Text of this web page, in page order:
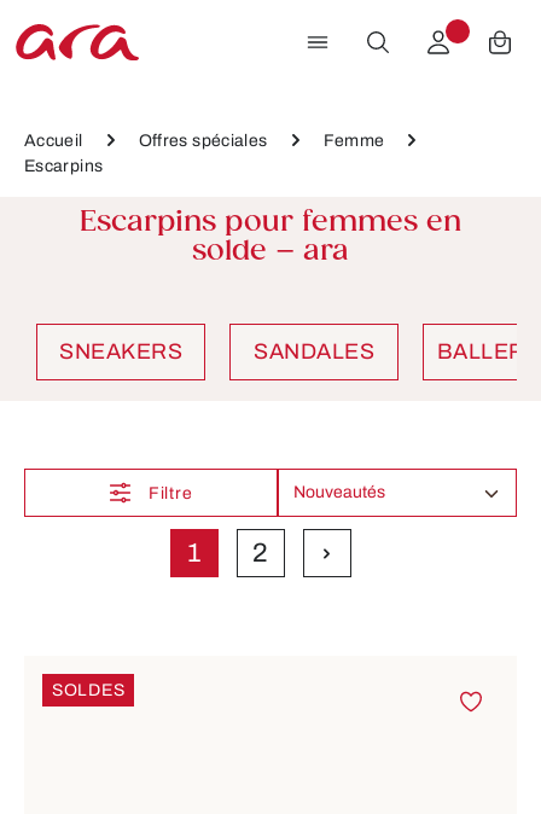
Passer au contenu principal
Accueil Offres spéciales
Femme
Escarpins
Escarpins pour femmes en
solde – ara
SNEAKERS SANDALES
Page
1 Page
2
Filtre
SOLDES